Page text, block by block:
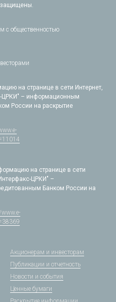
защищены.
с общественностью
на странице в сети Интернет,
ЦРКИ" – информационным
России на раскрытие
на странице в сети
ЦРКИ" –
Банком России на
Акционерам и инвесторам
Публикации и отчетность
Новости и события
Ценные бумаги